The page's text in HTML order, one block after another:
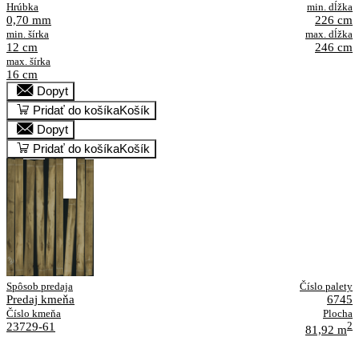
Hrúbka
0,70 mm
min. dĺžka
226 cm
min. šírka
12 cm
max. dĺžka
246 cm
max. šírka
16 cm
Dopyt
Pridať do košíkaKošík
Dopyt
Pridať do košíkaKošík
Spôsob predaja
Predaj kmeňa
Číslo palety
6745
Číslo kmeňa
23729-61
Plocha
81,92 m2